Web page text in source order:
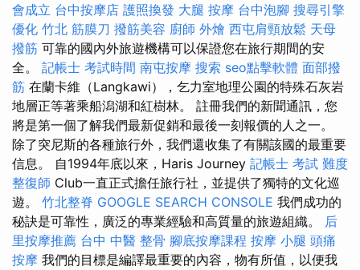
會成立 台中按摩店 護照換發 大腿 按摩 台中泡腳 搜尋引擎
優化 竹北 筋膜刀 撥筋美容 廚師 外燴 西屯肩頸放鬆 天母
撥筋 可靠的國內外旅遊機構可以保證您在旅行期間的安
全。 記帳士 考試時間 南屯按摩 搜索 seo點擊軟體 面部撥
筋 在蘭卡維（Langkawi），乞力室地理公園的特殊石灰岩
地層正等著乘船潟湖和紅樹林。 註冊我們的新聞通訊，您
將是第一個了解我們最新促銷和最後一刻報價的人之一。
除了突尼斯的各種旅行外，我們還收集了有關該國的最重要
信息。 自1994年底以來，Haris Journey 記帳士 考試 難度
整復師 Club一直正式擔任旅行社，並提供了獨特的文化巡
遊。 竹北整脊 GOOGLE SEARCH CONSOLE 我們成功的
秘訣是可靠性，廣泛的專業經驗和高質量的旅遊組織。 后
里按摩推薦 台中 中醫 整骨 腳底按摩課程 按摩 小腿 頭痛
按摩 我們的目標是編譯最重要的內容，物有所值，以便我